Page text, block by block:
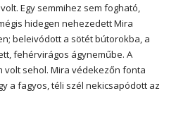
Egy semmihez sem fogható,
hidegen nehezedett Mira
beleivódott a sötét bútorokba, a
fehérvirágos ágyneműbe. A
volt sehol. Mira védekezőn fonta
a fagyos, téli szél nekicsapódott az